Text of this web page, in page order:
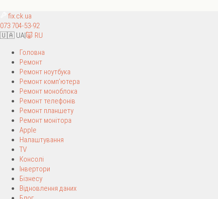
fix.ck.ua
073 704-53-92
🇺🇦 UA|🐷 RU
Головна
Ремонт
Ремонт ноутбука
Ремонт комп’ютера
Ремонт моноблока
Ремонт телефонів
Ремонт планшету
Ремонт монітора
Apple
Налаштування
TV
Консолі
Інвертори
Бізнесу
Відновлення даних